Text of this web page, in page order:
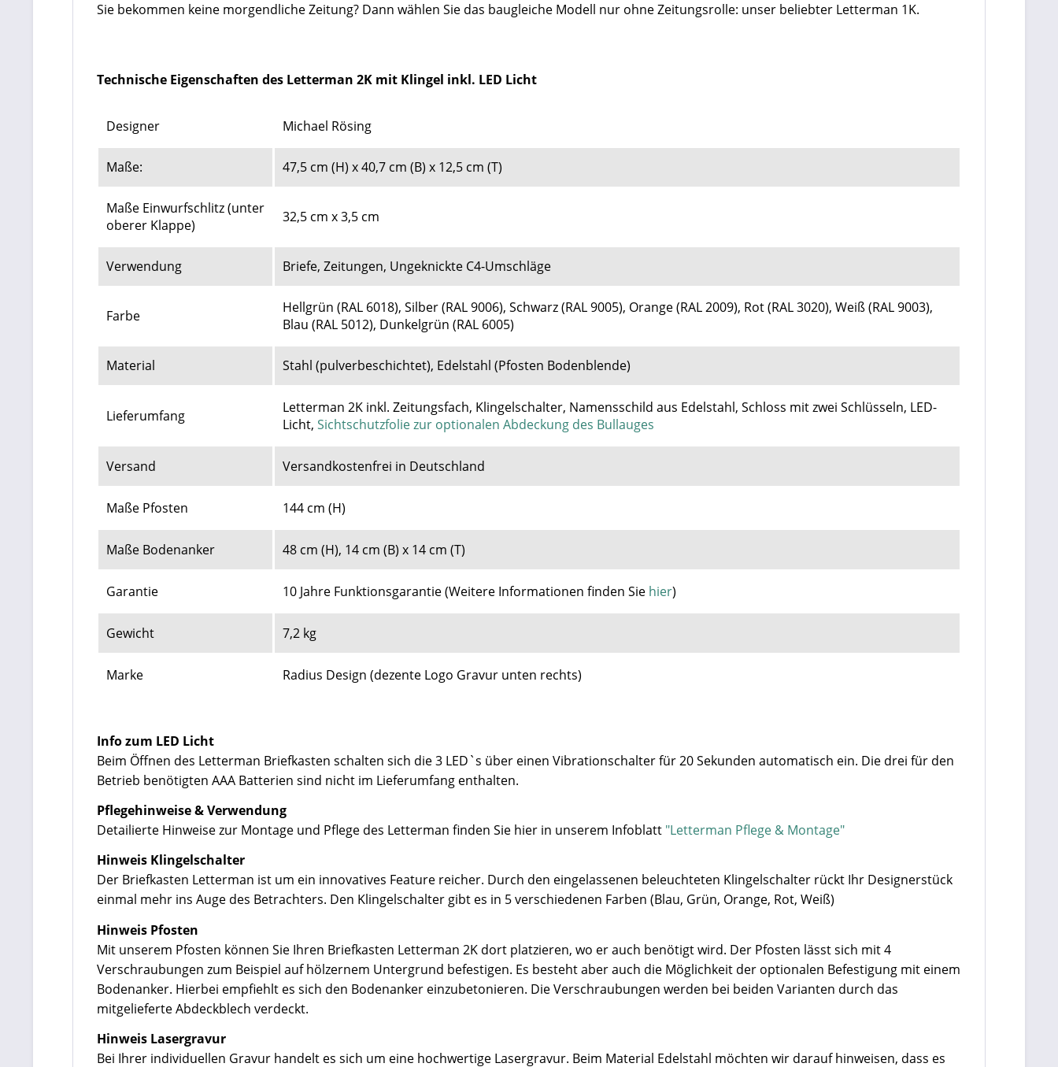
Sie bekommen keine morgendliche Zeitung? Dann wählen Sie das baugleiche Modell nur ohne Zeitungsrolle: unser beliebter Letterman 1K.
Technische Eigenschaften des Letterman 2K mit Klingel inkl. LED Licht
Designer Michael Rösing
Maße: 47,5 cm (H) x 40,7 cm (B) x 12,5 cm (T)
Maße Einwurfschlitz (unter
oberer Klappe)
32,5 cm x 3,5 cm
Verwendung Briefe, Zeitungen, Ungeknickte C4-Umschläge
Farbe
Hellgrün (RAL 6018), Silber (RAL 9006), Schwarz (RAL 9005), Orange (RAL 2009), Rot (RAL 3020), Weiß (RAL 9003),
Blau (RAL 5012), Dunkelgrün (RAL 6005)
Material Stahl (pulverbeschichtet), Edelstahl (Pfosten Bodenblende)
Lieferumfang
Letterman 2K inkl. Zeitungsfach, Klingelschalter, Namensschild aus Edelstahl, Schloss mit zwei Schlüsseln, LED-
Licht, Sichtschutzfolie zur optionalen Abdeckung des Bullauges
Versand Versandkostenfrei in Deutschland
Maße Pfosten 144 cm (H)
Maße Bodenanker 48 cm (H), 14 cm (B) x 14 cm (T)
Garantie 10 Jahre Funktionsgarantie(Weitere Informationen finden Sie hier)
Gewicht 7,2 kg
Marke Radius Design (dezente Logo Gravur unten rechts)
Info zum LED Licht
Beim Öffnen des Letterman Briefkasten schalten sich die 3 LED`s über einen Vibrationschalter für 20 Sekunden automatisch ein. Die drei für den
Betrieb benötigten AAA Batterien sind nicht im Lieferumfang enthalten.
Pflegehinweise & Verwendung
Detailierte Hinweise zur Montage und Pflege des Letterman finden Sie hier in unserem Infoblatt "Letterman Pflege & Montage"
Hinweis Klingelschalter
Der Briefkasten Letterman ist um ein innovatives Feature reicher. Durch den eingelassenen beleuchteten Klingelschalter rückt Ihr Designerstück
einmal mehr ins Auge des Betrachters. Den Klingelschalter gibt es in 5 verschiedenen Farben (Blau, Grün, Orange, Rot, Weiß)
Hinweis Pfosten
Mit unserem Pfosten können Sie Ihren Briefkasten Letterman 2K dort platzieren, wo er auch benötigt wird. Der Pfosten lässt sich mit 4
Verschraubungen zum Beispiel auf hölzernem Untergrund befestigen. Es besteht aber auch die Möglichkeit der optionalen Befestigung mit einem
Bodenanker. Hierbei empfiehlt es sich den Bodenanker einzubetonieren. Die Verschraubungen werden bei beiden Varianten durch das
mitgelieferte Abdeckblech verdeckt.
Hinweis Lasergravur
Bei Ihrer individuellen Gravur handelt es sich um eine hochwertige Lasergravur. Beim Material Edelstahl möchten wir darauf hinweisen, dass es